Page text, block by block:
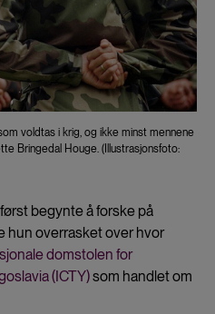
voldtas i krig, og ikke minst mennene
Bringedal Houge. (Illustrasjonsfoto:
begynte å forske på
hun overrasket over hvor
domstolen for
(ICTY)som handlet om